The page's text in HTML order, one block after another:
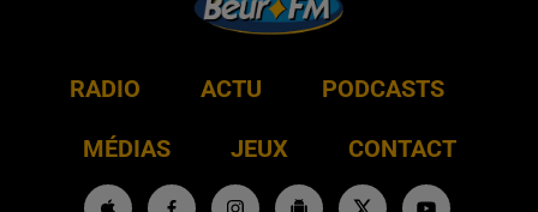
RADIO ACTU PODCASTS
MÉDIAS JEUX CONTACT